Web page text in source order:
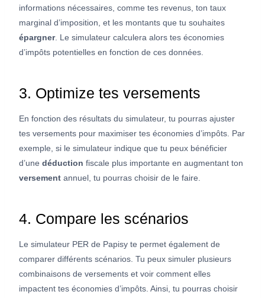
informations nécessaires, comme tes revenus, ton taux
marginal d’imposition, et les montants que tu souhaites
épargner. Le simulateur calculera alors tes économies
d’impôts potentielles en fonction de ces données.
3. Optimize tes versements
En fonction des résultats du simulateur, tu pourras ajuster
tes versements pour maximiser tes économies d’impôts. Par
exemple, si le simulateur indique que tu peux bénéficier
d’une déduction fiscale plus importante en augmentant ton
versement annuel, tu pourras choisir de le faire.
4. Compare les scénarios
Le simulateur PER de Papisy te permet également de
comparer différents scénarios. Tu peux simuler plusieurs
combinaisons de versements et voir comment elles
impactent tes économies d’impôts. Ainsi, tu pourras choisir